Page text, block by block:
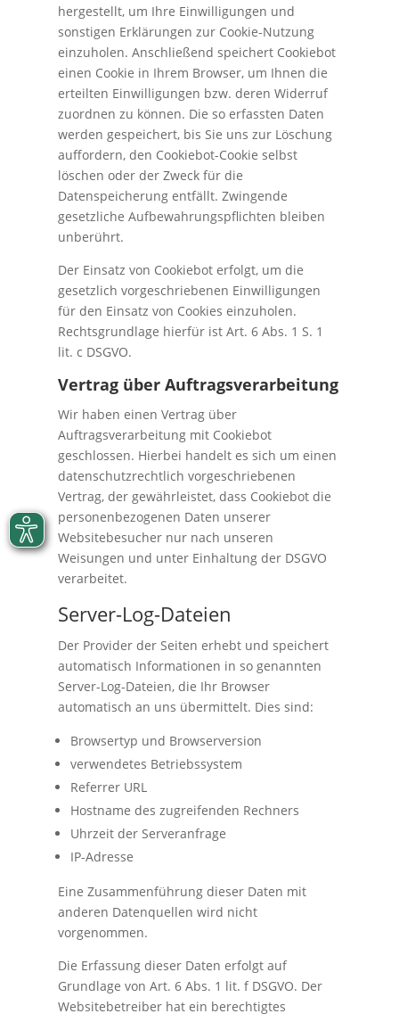
hergestellt, um Ihre Einwilligungen und
sonstigen Erklärungen zur Cookie-Nutzung
einzuholen. Anschließend speichert Cookiebot
einen Cookie in Ihrem Browser, um Ihnen die
erteilten Einwilligungen bzw. deren Widerruf
zuordnen zu können. Die so erfassten Daten
werden gespeichert, bis Sie uns zur Löschung
auffordern, den Cookiebot-Cookie selbst
löschen oder der Zweck für die
Datenspeicherung entfällt. Zwingende
gesetzliche Aufbewahrungspflichten bleiben
unberührt.
Der Einsatz von Cookiebot erfolgt, um die
gesetzlich vorgeschriebenen Einwilligungen
für den Einsatz von Cookies einzuholen.
Rechtsgrundlage hierfür ist Art. 6 Abs. 1 S. 1
lit. c DSGVO.
Vertrag über Auftragsverarbeitung
Wir haben einen Vertrag über
Auftragsverarbeitung mit Cookiebot
geschlossen. Hierbei handelt es sich um einen
datenschutzrechtlich vorgeschriebenen
Vertrag, der gewährleistet, dass Cookiebot die
personenbezogenen Daten unserer
Websitebesucher nur nach unseren
Weisungen und unter Einhaltung der DSGVO
verarbeitet.
Server-Log-Dateien
Der Provider der Seiten erhebt und speichert
automatisch Informationen in so genannten
Server-Log-Dateien, die Ihr Browser
automatisch an uns übermittelt. Dies sind:
Browsertyp und Browserversion
verwendetes Betriebssystem
Referrer URL
Hostname des zugreifenden Rechners
Uhrzeit der Serveranfrage
IP-Adresse
Eine Zusammenführung dieser Daten mit
anderen Datenquellen wird nicht
vorgenommen.
Die Erfassung dieser Daten erfolgt auf
Grundlage von Art. 6 Abs. 1 lit. f DSGVO. Der
Websitebetreiber hat ein berechtigtes